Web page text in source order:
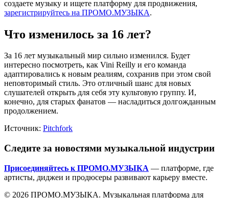
создаете музыку и ищете платформу для продвижения,
зарегистрируйтесь на ПРОМО.МУЗЫКА.
Что изменилось за 16 лет?
За 16 лет музыкальный мир сильно изменился. Будет
интересно посмотреть, как Vini Reilly и его команда
адаптировались к новым реалиям, сохранив при этом свой
неповторимый стиль. Это отличный шанс для новых
слушателей открыть для себя эту культовую группу. И,
конечно, для старых фанатов — насладиться долгожданным
продолжением.
Источник: Pitchfork
Следите за новостями музыкальной индустрии
Присоединяйтесь к ПРОМО.МУЗЫКА — платформе, где
артисты, диджеи и продюсеры развивают карьеру вместе.
© 2026 ПРОМО.МУЗЫКА. Музыкальная платформа для